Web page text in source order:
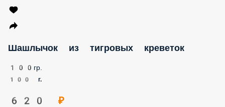
Шашлычок из тигровых креветок
100гр.
100 г.
620 ₽